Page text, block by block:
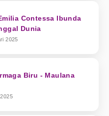
Contessa Ibunda
Dunia
2025
Biru - Maulana